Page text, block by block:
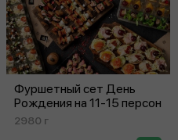
Фуршетный сет День
Рождения на 11‑15 персон
2980 г